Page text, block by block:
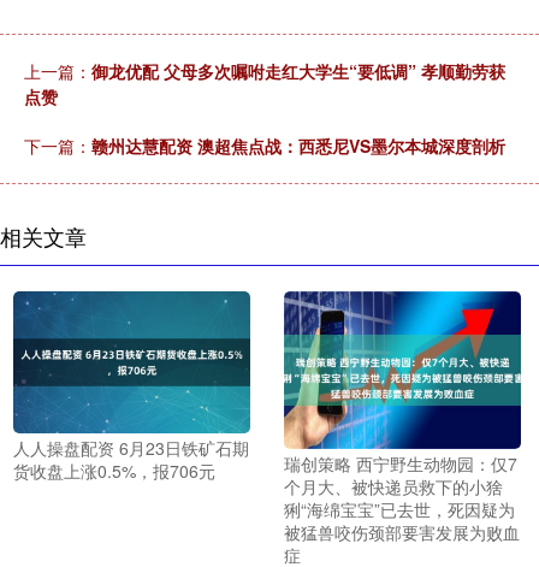
上一篇： 御龙优配 父母多次嘱咐走红大学生“要低调” 孝顺勤劳获
点赞
下一篇： 赣州达慧配资 澳超焦点战：西悉尼VS墨尔本城深度剖析
相关文章
人人操盘配资 6月23日铁矿石期
货收盘上涨0.5%，报706元
瑞创策略 西宁野生动物园：仅7
个月大、被快递员救下的小猞
猁“海绵宝宝”已去世，死因疑为
被猛兽咬伤颈部要害发展为败血
症